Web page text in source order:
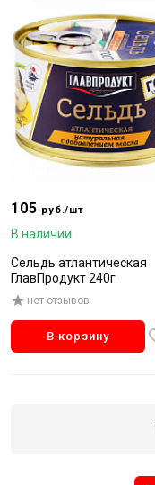
105 руб./шт
В наличии
Сельдь атлантическая
ГлавПродукт 240г
нет отзывов
В корзину